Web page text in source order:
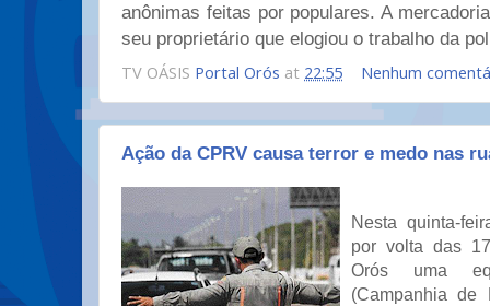
anônimas feitas por populares. A
seu proprietário que elogiou o trabalho da
TV OÁSIS Portal Orós at 22:55 Nenhum
Ação da CPRV causa terror e medo nas
Nesta quinta-
por volta das
Orós uma
(Campanhia de